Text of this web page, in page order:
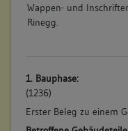
Wappen- und
Rinegg.
1. Bauphase:
(1236)
Erster Beleg zu einem